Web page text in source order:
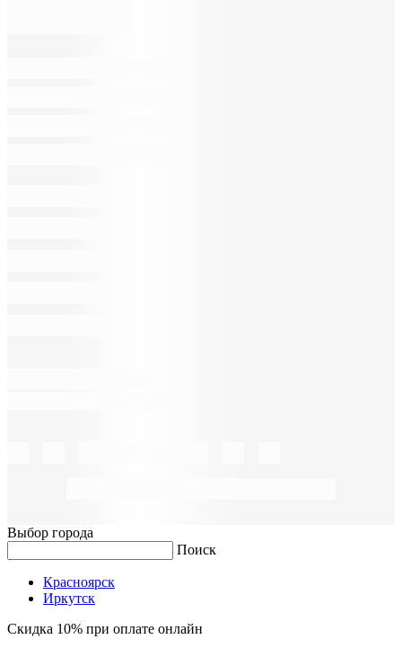
Выбор города
Поиск
Красноярск
Иркутск
Скидка 10% при оплате онлайн